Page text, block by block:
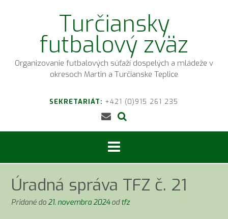
Turčiansky
futbalový zväz
Organizovanie futbalových súťaží dospelých a mládeže v
okresoch Martin a Turčianske Teplice
SEKRETARIÁT: +421 (0)915 261 235
Úradná správa TFZ č. 21
Pridané do21. novembra 2024odtfz